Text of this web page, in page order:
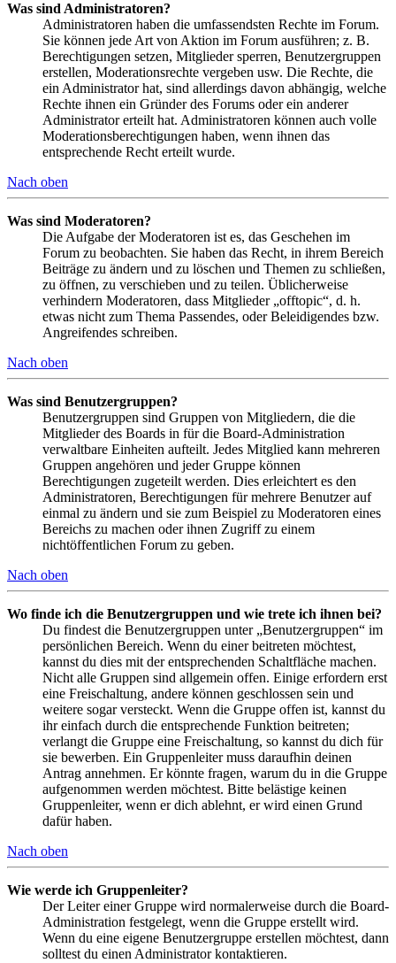
Was sind Administratoren?
Administratoren haben die umfassendsten Rechte im Forum.
Sie können jede Art von Aktion im Forum ausführen; z. B.
Berechtigungen setzen, Mitglieder sperren, Benutzergruppen
erstellen, Moderationsrechte vergeben usw. Die Rechte, die
ein Administrator hat, sind allerdings davon abhängig, welche
Rechte ihnen ein Gründer des Forums oder ein anderer
Administrator erteilt hat. Administratoren können auch volle
Moderationsberechtigungen haben, wenn ihnen das
entsprechende Recht erteilt wurde.
Nach oben
Was sind Moderatoren?
Die Aufgabe der Moderatoren ist es, das Geschehen im
Forum zu beobachten. Sie haben das Recht, in ihrem Bereich
Beiträge zu ändern und zu löschen und Themen zu schließen,
zu öffnen, zu verschieben und zu teilen. Üblicherweise
verhindern Moderatoren, dass Mitglieder „offtopic“, d. h.
etwas nicht zum Thema Passendes, oder Beleidigendes bzw.
Angreifendes schreiben.
Nach oben
Was sind Benutzergruppen?
Benutzergruppen sind Gruppen von Mitgliedern, die die
Mitglieder des Boards in für die Board-Administration
verwaltbare Einheiten aufteilt. Jedes Mitglied kann mehreren
Gruppen angehören und jeder Gruppe können
Berechtigungen zugeteilt werden. Dies erleichtert es den
Administratoren, Berechtigungen für mehrere Benutzer auf
einmal zu ändern und sie zum Beispiel zu Moderatoren eines
Bereichs zu machen oder ihnen Zugriff zu einem
nichtöffentlichen Forum zu geben.
Nach oben
Wo finde ich die Benutzergruppen und wie trete ich ihnen bei?
Du findest die Benutzergruppen unter „Benutzergruppen“ im
persönlichen Bereich. Wenn du einer beitreten möchtest,
kannst du dies mit der entsprechenden Schaltfläche machen.
Nicht alle Gruppen sind allgemein offen. Einige erfordern erst
eine Freischaltung, andere können geschlossen sein und
weitere sogar versteckt. Wenn die Gruppe offen ist, kannst du
ihr einfach durch die entsprechende Funktion beitreten;
verlangt die Gruppe eine Freischaltung, so kannst du dich für
sie bewerben. Ein Gruppenleiter muss daraufhin deinen
Antrag annehmen. Er könnte fragen, warum du in die Gruppe
aufgenommen werden möchtest. Bitte belästige keinen
Gruppenleiter, wenn er dich ablehnt, er wird einen Grund
dafür haben.
Nach oben
Wie werde ich Gruppenleiter?
Der Leiter einer Gruppe wird normalerweise durch die Board-
Administration festgelegt, wenn die Gruppe erstellt wird.
Wenn du eine eigene Benutzergruppe erstellen möchtest, dann
solltest du einen Administrator kontaktieren.